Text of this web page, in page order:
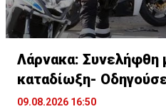
Λάρνακα: Συνελήφθη
καταδίωξη-
μοτοσικλέτα
09.08.2026 16:50